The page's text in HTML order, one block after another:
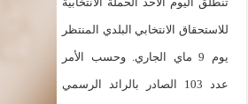
للاستحقاق الانتخابي البلدي المنتظر
يوم 9 ماي الجاري. وحسب الأمر
عدد 103 الصادر بالرائد الرسمي